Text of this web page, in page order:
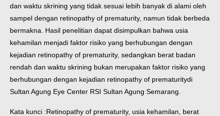
dan waktu skrining yang tidak sesuai lebih banyak di alami oleh
sampel dengan retinopathy of prematurity, namun tidak berbeda
bermakna. Hasil penelitian dapat disimpulkan bahwa usia
kehamilan menjadi faktor risiko yang berhubungan dengan
kejadian retinopathy of prematurity, sedangkan berat badan
rendah dan waktu skrining bukan merupakan faktor risiko yang
berhubungan dengan kejadian retinopathy of prematuritydi
Sultan Agung Eye Center RSI Sultan Agung Semarang.
Kata kunci :Retinopathy of prematurity, usia kehamilan, berat